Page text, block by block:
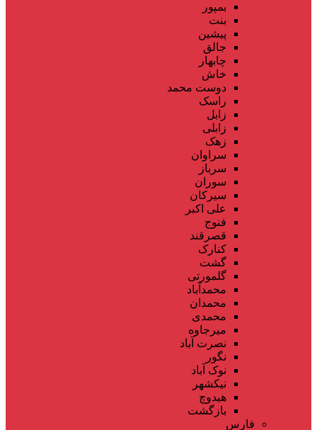
بمپور
بنت
پیشین
جالق
چابهار
خاش
دوست محمد
راسک
زابل
زابلی
زهک
سراوان
سرباز
سوران
سیرکان
علی اکبر
فنوج
قصرقند
کنارک
گشت
گلمورتی
محمدآباد
محمدان
محمدی
میرجاوه
نصرت آباد
نگور
نوک آباد
نیکشهر
هیدوچ
بازگشت
فارس